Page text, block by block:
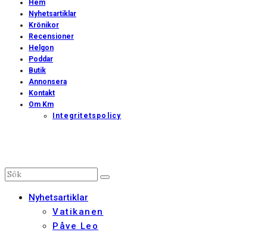
Hem
Nyhetsartiklar
Krönikor
Recensioner
Helgon
Poddar
Butik
Annonsera
Kontakt
Om Km
Integritetspolicy
Nyhetsartiklar
Vatikanen
Påve Leo